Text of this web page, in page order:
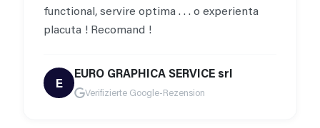
functional, servire optima . . . o experienta
placuta ! Recomand !
E
EURO GRAPHICA SERVICE srl
Verifizierte Google-Rezension